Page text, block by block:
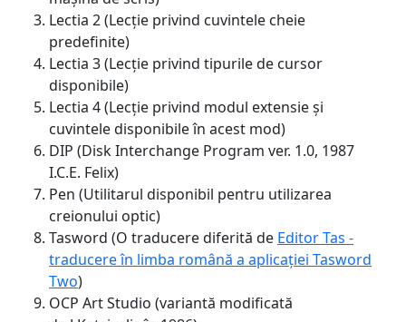
Lectia 2 (Lecție privind cuvintele cheie
predefinite)
Lectia 3 (Lecție privind tipurile de cursor
disponibile)
Lectia 4 (Lecție privind modul extensie și
cuvintele disponibile în acest mod)
DIP (Disk Interchange Program ver. 1.0, 1987
I.C.E. Felix)
Pen (Utilitarul disponibil pentru utilizarea
creionului optic)
Tasword (O traducere diferită de Editor Tas -
traducere în limba română a aplicației Tasword
Two)
OCP Art Studio (variantă modificată